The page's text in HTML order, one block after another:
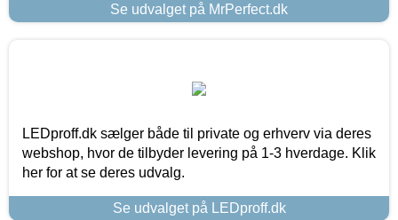
Se udvalget på MrPerfect.dk
LEDproff.dk sælger både til private og erhverv via deres
webshop, hvor de tilbyder levering på 1-3 hverdage. Klik
her for at se deres udvalg.
Se udvalget på LEDproff.dk